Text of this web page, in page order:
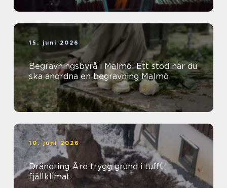
15. juni 2026
Begravningsbyrå i Malmö: Ett stöd när du
ska anordna en begravning Malmö
10. juni 2026
Dränering Åre trygg grund i tufft
fjällklimat